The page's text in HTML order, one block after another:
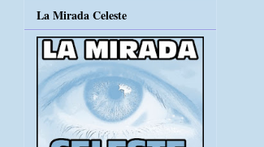
La Mirada Celeste